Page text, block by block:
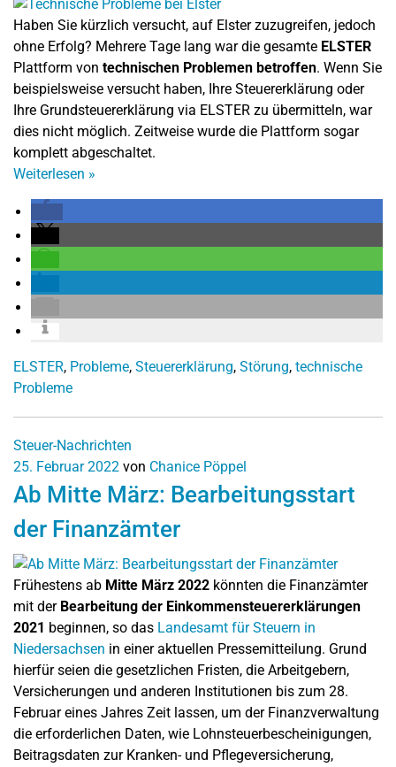
Haben Sie kürzlich versucht, auf Elster zuzugreifen, jedoch
ohne Erfolg? Mehrere Tage lang war die gesamte ELSTER
Plattform von technischen Problemen betroffen. Wenn Sie
beispielsweise versucht haben, Ihre Steuererklärung oder
Ihre Grundsteuererklärung via ELSTER zu übermitteln, war
dies nicht möglich. Zeitweise wurde die Plattform sogar
komplett abgeschaltet.
Weiterlesen »
ELSTER, Probleme, Steuererklärung, Störung, technische
Probleme
Steuer-Nachrichten
25. Februar 2022 von Chanice Pöppel
Ab Mitte März: Bearbeitungsstart
der Finanzämter
Frühestens ab Mitte März 2022 könnten die Finanzämter
mit der Bearbeitung der Einkommensteuererklärungen
2021 beginnen, so das Landesamt für Steuern in
Niedersachsen in einer aktuellen Pressemitteilung. Grund
hierfür seien die gesetzlichen Fristen, die Arbeitgebern,
Versicherungen und anderen Institutionen bis zum 28.
Februar eines Jahres Zeit lassen, um der Finanzverwaltung
die erforderlichen Daten, wie Lohnsteuerbescheinigungen,
Beitragsdaten zur Kranken- und Pflegeversicherung,